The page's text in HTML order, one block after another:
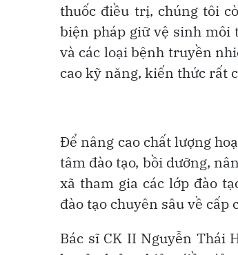
thuốc điều trị, chúng tôi
biện pháp giữ vệ sinh môi
và các loại bệnh truyền
cao kỹ năng, kiến thức rất
Để nâng cao chất lượng
tâm đào tạo, bồi dưỡng,
xã tham gia các lớp đào
đào tạo chuyên sâu về
Bác sĩ CK II Nguyễn Thái